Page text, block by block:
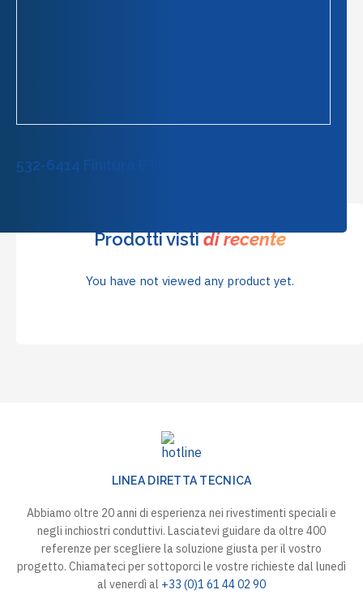
532-6414 Finitura ETFE verde
Prodotti vistidi recente
You have not viewed any product yet.
LINEA DIRETTA TECNICA
Abbiamo oltre 20 anni di esperienza nei rivestimenti speciali e
negli inchiostri conduttivi. Lasciatevi guidare da oltre 400
referenze per scegliere la soluzione giusta per il vostro
progetto. Chiamateci per sottoporci le vostre richieste dal lunedì
al venerdì al +33 (0)1 61 44 02 90